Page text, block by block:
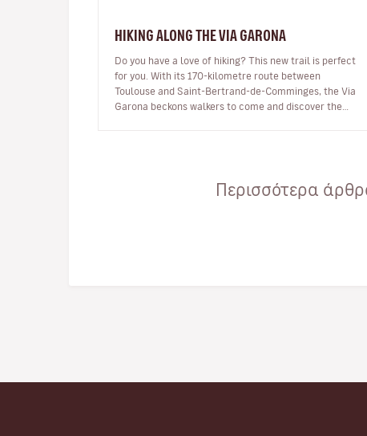
HIKING ALONG THE VIA GARONA
Do you have a love of hiking? This new trail is perfect
for you. With its 170-kilometre route between
Toulouse and Saint-Bertrand-de-Comminges, the Via
Garona beckons walkers to come and discover the
Περισσότερα